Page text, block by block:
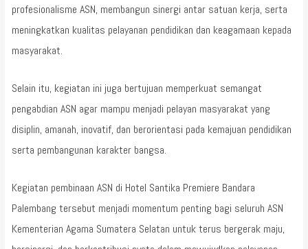
profesionalisme ASN, membangun sinergi antar satuan kerja, serta
meningkatkan kualitas pelayanan pendidikan dan keagamaan kepada
masyarakat.
Selain itu, kegiatan ini juga bertujuan memperkuat semangat
pengabdian ASN agar mampu menjadi pelayan masyarakat yang
disiplin, amanah, inovatif, dan berorientasi pada kemajuan pendidikan
serta pembangunan karakter bangsa.
Kegiatan pembinaan ASN di Hotel Santika Premiere Bandara
Palembang tersebut menjadi momentum penting bagi seluruh ASN
Kementerian Agama Sumatera Selatan untuk terus bergerak maju,